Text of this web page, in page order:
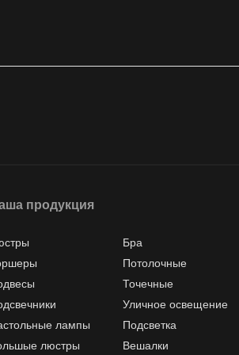
продукция
Бра
Потолочные
Точечные
Уличное освещение
лампы
Подсветка
люстры
Вешалки